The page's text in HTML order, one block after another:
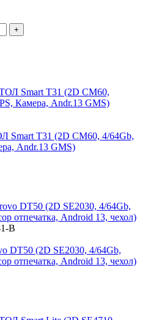
+
Smart T31 (2D CM60, 4/64Gb,
Andr.13 GMS)
B
DT50 (2D SE2030, 4/64Gb,
отпечатка, Android 13, чехол)